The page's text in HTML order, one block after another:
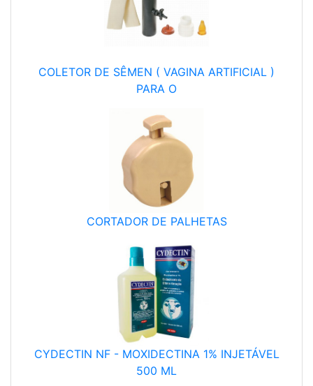
COLETOR DE SÊMEN ( VAGINA ARTIFICIAL )
PARA O
CORTADOR DE PALHETAS
CYDECTIN NF - MOXIDECTINA 1% INJETÁVEL
500 ML